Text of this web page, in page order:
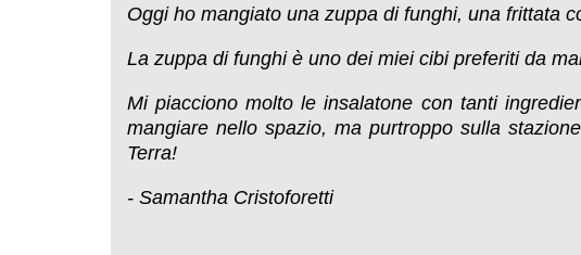
Oggi ho mangiato una zuppa di funghi, una frittata
La zuppa di funghi è uno dei miei cibi preferiti da
Mi piacciono molto le insalatone con tanti
mangiare nello spazio, ma purtroppo sulla
Terra!
- Samantha Cristoforetti